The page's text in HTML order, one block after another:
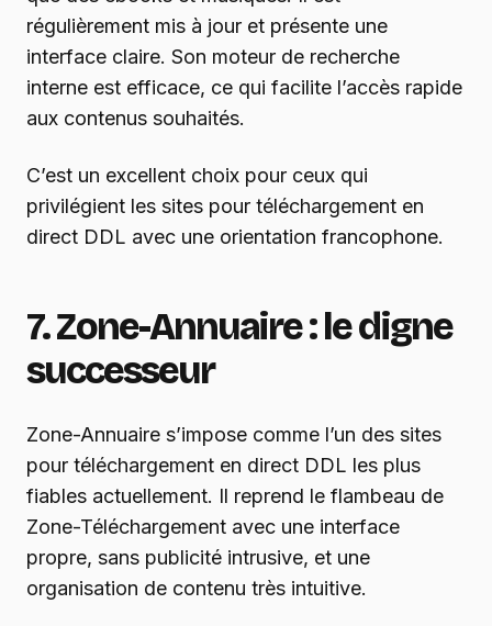
régulièrement mis à jour et présente une
interface claire. Son moteur de recherche
interne est efficace, ce qui facilite l’accès rapide
aux contenus souhaités.
C’est un excellent choix pour ceux qui
privilégient les sites pour téléchargement en
direct DDL avec une orientation francophone.
7. Zone-Annuaire : le digne
successeur
Zone-Annuaire s’impose comme l’un des sites
pour téléchargement en direct DDL les plus
fiables actuellement. Il reprend le flambeau de
Zone-Téléchargement avec une interface
propre, sans publicité intrusive, et une
organisation de contenu très intuitive.